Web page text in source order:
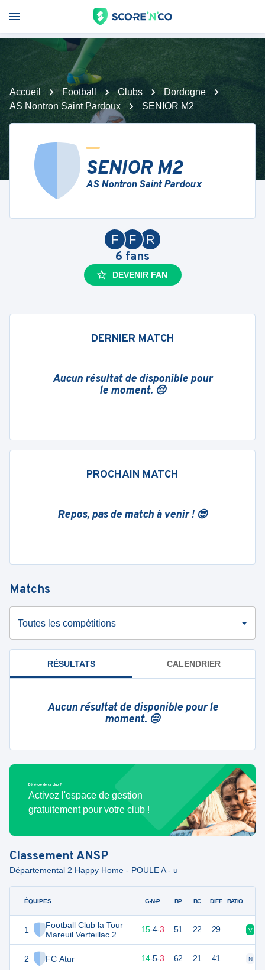
Accueil Football Clubs
Dordogne
AS Nontron Saint Pardoux
SENIOR M2
SENIOR M2
AS Nontron Saint Pardoux
R
F
F
6 fans
DEVENIR FAN
DERNIER MATCH
Aucun résultat de disponible pour
le moment. 😔
PROCHAIN MATCH
Repos, pas de match à venir ! 😎
Matchs
Toutes les compétitions
RÉSULTATS CALENDRIER
Aucun résultat de disponible pour le
moment. 😔
Bénévole de ce club ?
Activez l'espace de gestion
gratuitement pour votre club !
ClassementANSP
Départemental 2 Happy Home - POULE A - u
ÉQUIPES
1
Football Club la Tour
Mareuil Verteillac 2
2 FC Atur
G-N-P BP BC DIFF RATIO
49 15-4-3 51 22 29 V
14-5-3 62 21 41 N